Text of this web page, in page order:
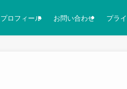
プロフィール お問い合わせ プラ